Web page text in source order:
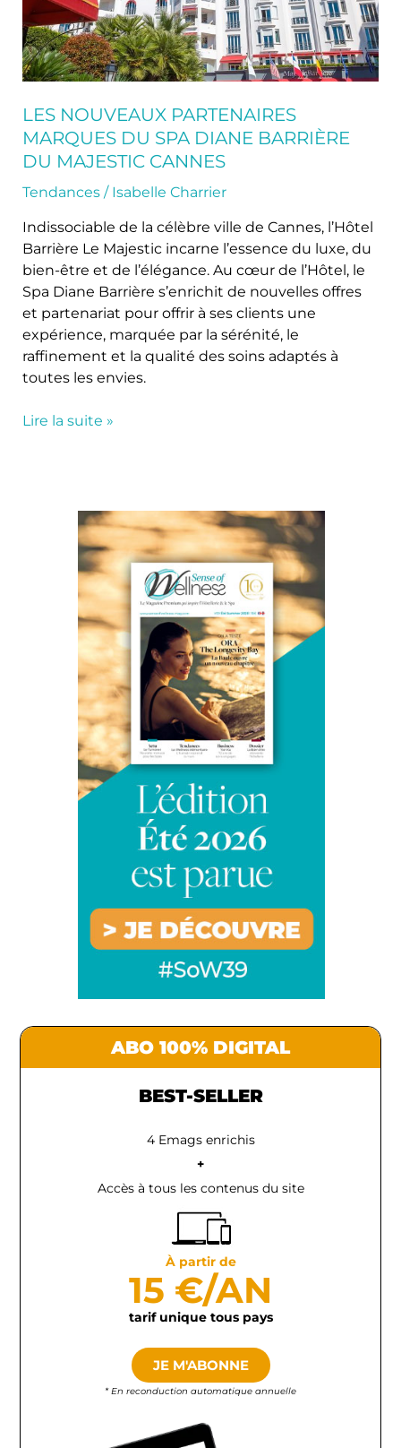
LES NOUVEAUX PARTENAIRES
MARQUES DU SPA DIANE BARRIÈRE
DU MAJESTIC CANNES
Tendances/ Isabelle Charrier
Indissociable de la célèbre ville de Cannes, l’Hôtel
Barrière Le Majestic incarne l’essence du luxe, du
bien-être et de l’élégance. Au cœur de l’Hôtel, le
Spa Diane Barrière s’enrichit de nouvelles offres
et partenariat pour offrir à ses clients une
expérience, marquée par la sérénité, le
raffinement et la qualité des soins adaptés à
toutes les envies.
du
Majestic
Cannes
Lire la suite »
ABO 100% DIGITAL
BEST-SELLER
4 Emags enrichis
+
Accès à tous les contenus du site
À partir de
15 €/AN
tarif unique tous pays
JE M'ABONNE
* En reconduction automatique annuelle